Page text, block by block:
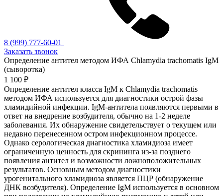
8 (999) 777-60-01
Заказать звонок
Определение антител методом ИФА Chlamydia trachomatis IgM
(сыворотка)
1 100 ₽
Определение антител класса IgM к Chlamydia trachomatis
методом ИФА используется для диагностики острой фазы
хламидийной инфекции. IgM-антитела появляются первыми в
ответ на внедрение возбудителя, обычно на 1-2 неделе
заболевания. Их обнаружение свидетельствует о текущем или
недавно перенесенном остром инфекционном процессе.
Однако серологическая диагностика хламидиоза имеет
ограниченную ценность для скрининга из-за позднего
появления антител и возможности ложноположительных
результатов. Основным методом диагностики
урогенитального хламидиоза является ПЦР (обнаружение
ДНК возбудителя). Определение IgM используется в основном